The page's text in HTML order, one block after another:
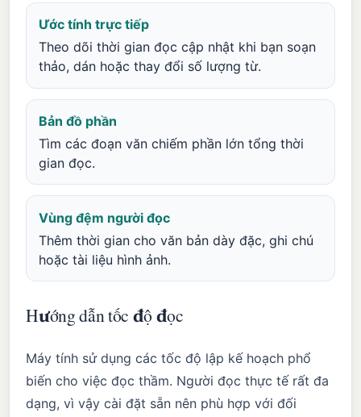
Ước tính trực tiếp
Theo dõi thời gian đọc cập nhật khi bạn soạn
thảo, dán hoặc thay đổi số lượng từ.
Bản đồ phần
Tìm các đoạn văn chiếm phần lớn tổng thời
gian đọc.
Vùng đệm người đọc
Thêm thời gian cho văn bản dày đặc, ghi chú
hoặc tài liệu hình ảnh.
Hướng dẫn tốc độ đọc
Máy tính sử dụng các tốc độ lập kế hoạch phổ
biến cho việc đọc thầm. Người đọc thực tế rất đa
dạng, vì vậy cài đặt sẵn nên phù hợp với đối